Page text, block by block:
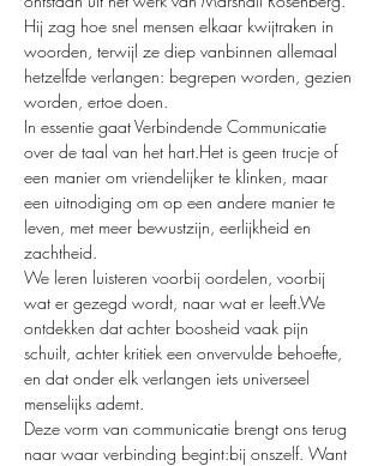
Hij zag hoe snel mensen elkaar kwijtraken in
woorden, terwijl ze diep vanbinnen allemaal
hetzelfde verlangen: begrepen worden, gezien
worden, ertoe doen.
In essentie gaat Verbindende Communicatie
over de taal van het hart.Het is geen trucje of
een manier om vriendelijker te klinken, maar
een uitnodiging om op een andere manier te
leven, met meer bewustzijn, eerlijkheid en
zachtheid.
We leren luisteren voorbij oordelen, voorbij
wat er gezegd wordt, naar wat er leeft.We
ontdekken dat achter boosheid vaak pijn
schuilt, achter kritiek een onvervulde behoefte,
en dat onder elk verlangen iets universeel
menselijks ademt.
Deze vorm van communicatie brengt ons terug
naar waar verbinding begint:bij onszelf. Want